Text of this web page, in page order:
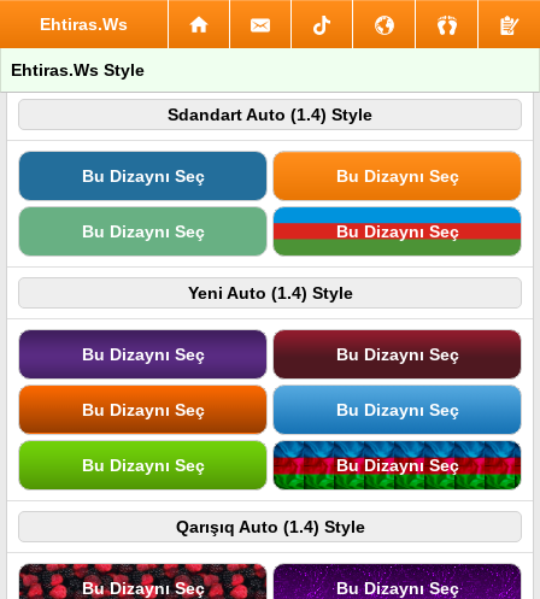
Ehtiras.Ws
Ehtiras.Ws Style
Sdandart Auto (1.4) Style
Bu Dizaynı Seç Bu Dizaynı Seç
Bu Dizaynı Seç Bu Dizaynı Seç
Yeni Auto (1.4) Style
Bu Dizaynı Seç Bu Dizaynı Seç
Bu Dizaynı Seç Bu Dizaynı Seç
Bu Dizaynı Seç Bu Dizaynı Seç
Qarışıq Auto (1.4) Style
Bu Dizaynı Seç Bu Dizaynı Seç